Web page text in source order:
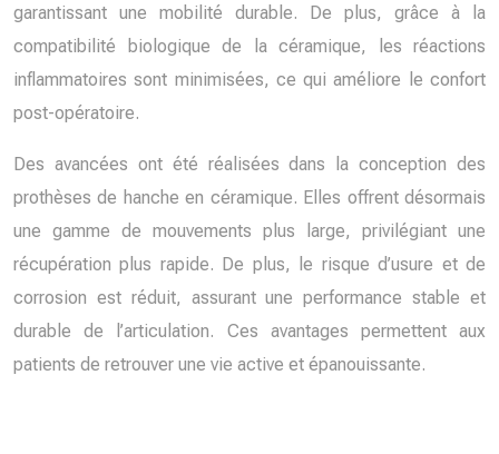
garantissant une mobilité durable. De plus, grâce à la
compatibilité biologique de la céramique, les réactions
inflammatoires sont minimisées, ce qui améliore le confort
post-opératoire.
Des avancées ont été réalisées dans la conception des
prothèses de hanche en céramique. Elles offrent désormais
une gamme de mouvements plus large, privilégiant une
récupération plus rapide. De plus, le risque d’usure et de
corrosion est réduit, assurant une performance stable et
durable de l’articulation. Ces avantages permettent aux
patients de retrouver une vie active et épanouissante.